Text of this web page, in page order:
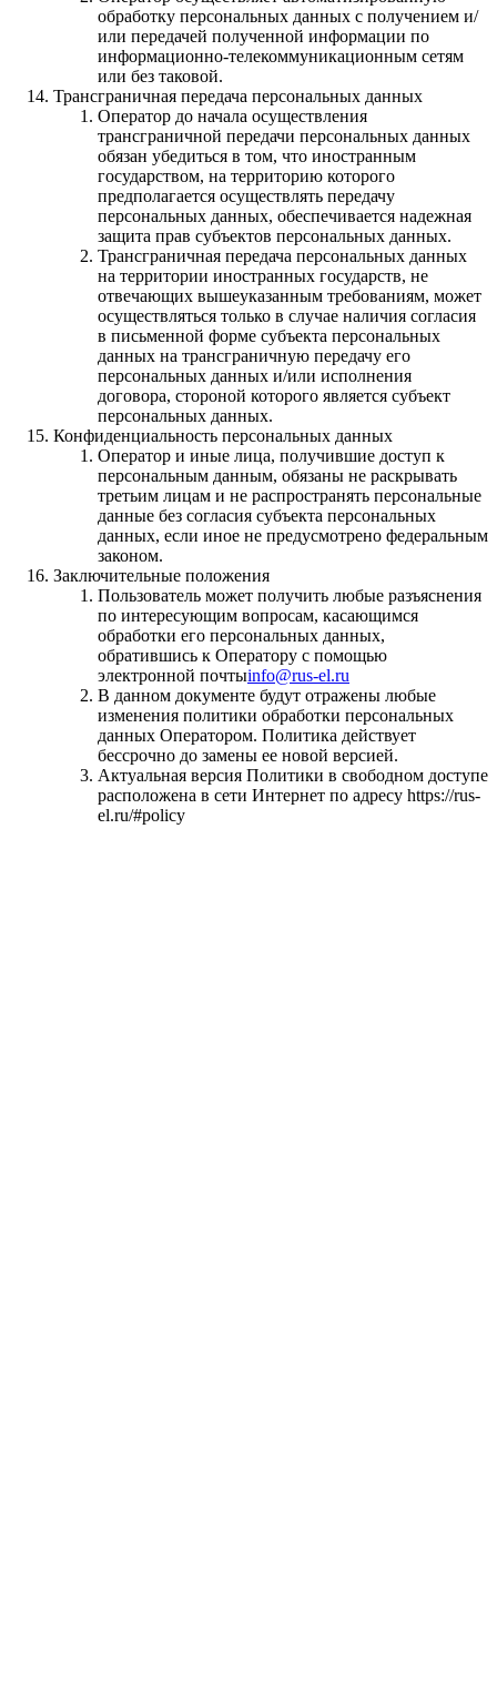
обработку персональных данных с получением и/
или передачей полученной информации по
информационно-телекоммуникационным сетям
или без таковой.
Трансграничная передача персональных данных
Оператор до начала осуществления
трансграничной передачи персональных данных
обязан убедиться в том, что иностранным
государством, на территорию которого
предполагается осуществлять передачу
персональных данных, обеспечивается надежная
защита прав субъектов персональных данных.
Трансграничная передача персональных данных
на территории иностранных государств, не
отвечающих вышеуказанным требованиям, может
осуществляться только в случае наличия согласия
в письменной форме субъекта персональных
данных на трансграничную передачу его
персональных данных и/или исполнения
договора, стороной которого является субъект
персональных данных.
Конфиденциальность персональных данных
Оператор и иные лица, получившие доступ к
персональным данным, обязаны не раскрывать
третьим лицам и не распространять персональные
данные без согласия субъекта персональных
данных, если иное не предусмотрено федеральным
законом.
Заключительные положения
Пользователь может получить любые разъяснения
по интересующим вопросам, касающимся
обработки его персональных данных,
обратившись к Оператору с помощью
электронной почтыinfo@rus-el.ru
В данном документе будут отражены любые
изменения политики обработки персональных
данных Оператором. Политика действует
бессрочно до замены ее новой версией.
Актуальная версия Политики в свободном доступе
расположена в сети Интернет по адресу https://rus-
el.ru/#policy